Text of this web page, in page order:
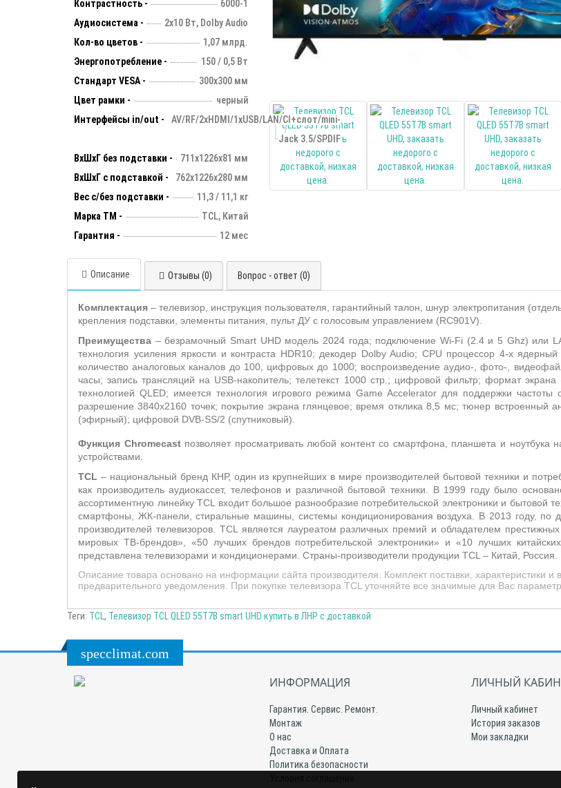
Контрастность -
6000-1
Аудиосистема -
2х10 Вт, Dolby Audio
Кол-во цветов -
1,07 млрд.
Энергопотребление -
150 / 0,5 Вт
Стандарт VESA -
300х300 мм
Цвет рамки -
черный
Интерфейсы in/out -
AV/RF/2xHDMI/1xUSB/LAN/CI+слот/mini-
Jack 3.5/SPDIF
ВхШхГ без подставки -
711x1226x81 мм
ВхШхГ с подставкой -
762х1226х280 мм
Вес с/без подставки -
11,3 / 11,1 кг
Марка ТМ -
TCL, Китай
Гарантия -
12 мес
Описание Отзывы (0) Вопрос - ответ (0)
Комплектация– телевизор, инструкция пользователя, гарантийный талон, шнур электропитания
крепления подставки, элементы питания, пульт ДУ с голосовым управлением (RC901V).
Преимущества – безрамочный Smart UHD модель 2024 года; подключениеWi-Fi (2.4 и 5 Ghz) или
технология усиления яркости и контраста HDR10; декодер Dolby Audio; CPU процессор 4-х ядерный
количество аналоговых каналов до 100, цифровых до 1000; воспроизведение аудио-, фото-,
часы; запись трансляций на USB-накопитель;телетекст 1000 стр.; цифровой фильтр; формат
технологией QLED; имеется технология игрового режимаGame Accelerator для поддержки частоты
разрешение 3840х2160 точек; покрытие экрана глянцевое; время отклика 8,5 мс; тюнер встроенный
(эфирный); цифровой DVB-SS/2 (спутниковый).
Функция Chromecastпозволяет просматривать любой контент со смартфона, планшета и ноутбука
устройствами.
TCL – национальный бренд КНР, один из крупнейших в мире производителей бытовой техники и
как производитель аудиокассет, телефонов и различной бытовой техники. В 1999 году было
ассортиментную линейку TCL входит большое разнообразие потребительской электроники и бытовой
смартфоны, ЖК-панели, стиральные машины, системы кондиционирования воздуха. В 2013 году, по
производителей телевизоров. TCL является лауреатом различных премий и обладателем
мировых ТВ-брендов», «50 лучших брендов потребительской электроники» и «10 лучших
представлена телевизорами и кондиционерами. Страны-производители продукции TCL – Китай, Россия.
Описание товара основано на информации сайта производителя. Комплект поставки, характеристики
предварительного уведомления. При покупке телевизора TCL уточняйте все значимые для Вас
Теги: TCL, Телевизор TCL QLED 55T7B smart UHD купить в ЛНР с доставкой
specclimat.com
ИНФОРМАЦИЯ
Гарантия. Сервис. Ремонт.
Монтаж
О нас
Доставка и Оплата
Политика безопасности
ЛИЧНЫЙ
Личный кабинет
История заказов
Мои закладки